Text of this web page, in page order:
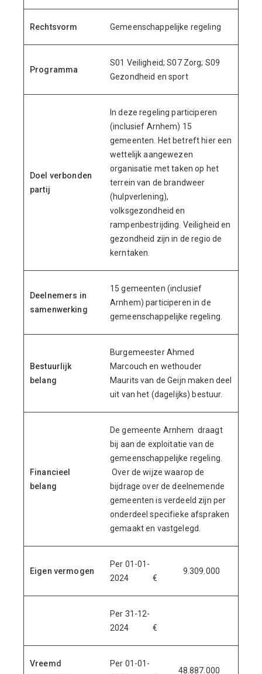
Rechtsvorm Gemeenschappelijke regeling
Programma
S01 Veiligheid; S07 Zorg; S09
Gezondheid en sport
Doel verbonden
partij
In deze regeling participeren
(inclusief Arnhem) 15
gemeenten. Het betreft hier een
wettelijk aangewezen
organisatie met taken op het
terrein van de brandweer
(hulpverlening),
volksgezondheid en
rampenbestrijding. Veiligheid en
gezondheid zijn in de regio de
kerntaken.
Deelnemers in
samenwerking
15 gemeenten (inclusief
Arnhem) participeren in de
gemeenschappelijke regeling.
Bestuurlijk
belang
Burgemeester Ahmed
Marcouch en wethouder
Maurits van de Geijn maken deel
uit van het (dagelijks) bestuur.
Financieel
belang
De gemeente Arnhem draagt
bij aan de exploitatie van de
gemeenschappelijke regeling.
Over de wijze waarop de
bijdrage over de deelnemende
gemeenten is verdeeld zijn per
onderdeel specifieke afspraken
gemaakt en vastgelegd.
Eigen vermogen
Per 01-01-
2024 €
9.309.000
Per 31-12-
2024 €
Vreemd
Per 01-01-
48.887.000